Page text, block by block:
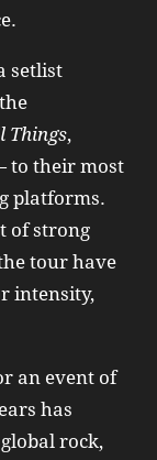
setlist
Things,
to their most
platforms.
of strong
tour have
intensity,
an event of
has
rock,